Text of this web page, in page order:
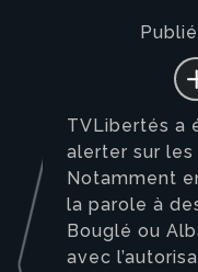
TVLibertés a
alerter sur les
Notamment
la parole à
Bouglé ou
avec